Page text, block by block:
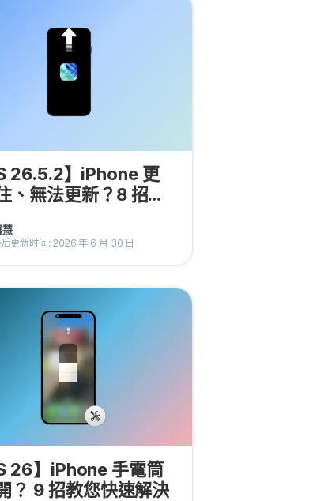
26.5.2】iPhone 更
、無法更新？8 招快
慧
更新时间: 2026 年 6 月 30 日
26】iPhone 手電筒
？ 9 招教您快速解決